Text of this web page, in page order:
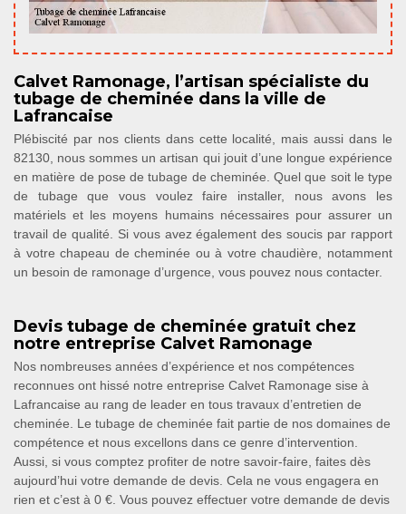
Calvet Ramonage, l’artisan spécialiste du
tubage de cheminée dans la ville de
Lafrancaise
Plébiscité par nos clients dans cette localité, mais aussi dans le
82130, nous sommes un artisan qui jouit d’une longue expérience
en matière de pose de tubage de cheminée. Quel que soit le type
de tubage que vous voulez faire installer, nous avons les
matériels et les moyens humains nécessaires pour assurer un
travail de qualité. Si vous avez également des soucis par rapport
à votre chapeau de cheminée ou à votre chaudière, notamment
un besoin de ramonage d’urgence, vous pouvez nous contacter.
Devis tubage de cheminée gratuit chez
notre entreprise Calvet Ramonage
Nos nombreuses années d’expérience et nos compétences
reconnues ont hissé notre entreprise Calvet Ramonage sise à
Lafrancaise au rang de leader en tous travaux d’entretien de
cheminée. Le tubage de cheminée fait partie de nos domaines de
compétence et nous excellons dans ce genre d’intervention.
Aussi, si vous comptez profiter de notre savoir-faire, faites dès
aujourd’hui votre demande de devis. Cela ne vous engagera en
rien et c’est à 0 €. Vous pouvez effectuer votre demande de devis